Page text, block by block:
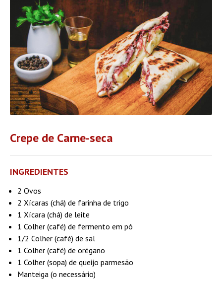
Crepe de Carne-seca
INGREDIENTES
2 Ovos
2 Xícaras (chá) de farinha de trigo
1 Xícara (chá) de leite
1 Colher (café) de fermento em pó
1/2 Colher (café) de sal
1 Colher (café) de orégano
1 Colher (sopa) de queijo parmesão
Manteiga (o necessário)